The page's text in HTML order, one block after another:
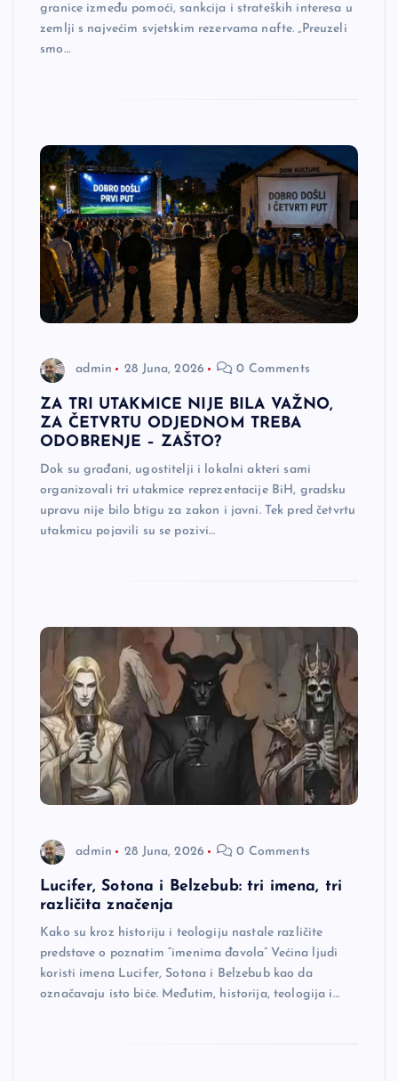
granice između pomoći, sankcija i strateških interesa u
zemlji s najvećim svjetskim rezervama nafte. „Preuzeli
smo…
admin 28 Juna, 2026 0 Comments
ZA TRI UTAKMICE NIJE BILA VAŽNO,
ZA ČETVRTU ODJEDNOM TREBA
ODOBRENJE – ZAŠTO?
Dok su građani, ugostitelji i lokalni akteri sami
organizovali tri utakmice reprezentacije BiH, gradsku
upravu nije bilo btigu za zakon i javni. Tek pred četvrtu
utakmicu pojavili su se pozivi…
admin 28 Juna, 2026 0 Comments
Lucifer, Sotona i Belzebub: tri imena, tri
različita značenja
Kako su kroz historiju i teologiju nastale različite
predstave o poznatim “imenima đavola” Većina ljudi
koristi imena Lucifer, Sotona i Belzebub kao da
označavaju isto biće. Međutim, historija, teologija i…